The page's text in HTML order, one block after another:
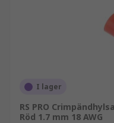
I lager
RS PRO
Röd 1.7 mm 18 AWG